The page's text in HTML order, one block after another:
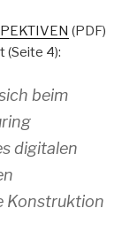
(PDF)
(Seite 4):
beim
digitalen
Konstruktion